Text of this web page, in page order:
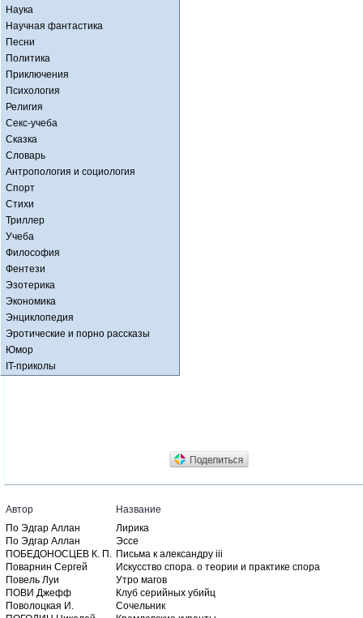
Наука
Научная фантастика
Песни
Политика
Приключения
Психология
Религия
Секс-учеба
Сказка
Словарь
Антропология и социология
Спорт
Стихи
Триллер
Учеба
Философия
Фентези
Эзотерика
Экономика
Энциклопедия
Эротические и порно рассказы
Юмор
IT-приколы
Автор
Название
По Эдгар Аллан
Лирика
По Эдгар Аллан
Эссе
ПОБЕДОНОСЦЕВ К. П. Письма к александру iii
Поварнин Сергей
Искусство спора. о теории и практике спора
Повель Луи
Утро магов
ПОВИ Джефф
Клуб серийных убийц
Поволоцкая И.
Сочельник